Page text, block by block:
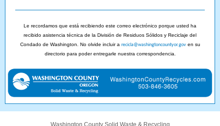
Le recordamos que está recibiendo este correo electrónico porque usted ha
recibido asistencia técnica de la División de Residuos Sólidos y Reciclaje del
Condado de Washington. No olvide incluir a recicla@washingtoncountyor.goven su
directorio para poder entregarle nuestra correspondencia.
Washington County Solid Waste & Recycling